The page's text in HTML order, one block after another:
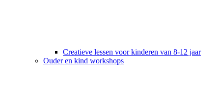
Creatieve lessen voor kinderen van 8-12 jaar
Ouder en kind workshops